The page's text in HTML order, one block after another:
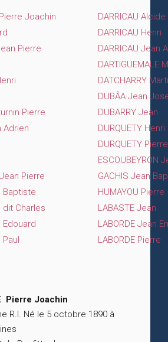
Joachin
DARRICAU Alcide
DARRICAU Henri
Pierre
DARRICAU Jean
DARTIGUEMALE
DATCHARRY
DUBÂA Jean
Pierre
DUBARRY Jean
Adrien
DURQUETY Henri
DURQUETY
ESCOUBEYRON
Pierre
GACHIS Jean
Baptiste
HUMAYOU Pierre
dit Charles
LABASTE Jean
Edouard
LABORDE Jean
Paul
LABORDE Pierre
Pierre Joachin
R.I. Né le 5 octobre 1890 à